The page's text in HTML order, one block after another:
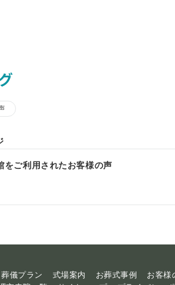
をご利用されたお客様の声
葬儀プラン 式場案内 お葬式事例 お客様